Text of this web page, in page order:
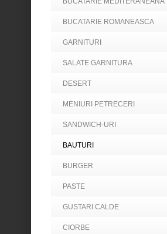
BUCATARIE ROMANEASCA
GARNITURI
SALATE GARNITURA
DESERT
MENIURI PETRECERI
SANDWICH-URI
BAUTURI
BURGER
PASTE
GUSTARI CALDE
CIORBE